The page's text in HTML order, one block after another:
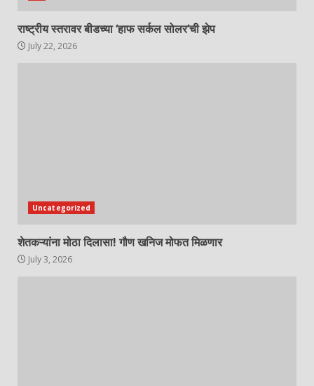
राष्ट्रीय स्तरावर बीडच्या ‘हाफ सर्कल सोलर’ची झेप
July 22, 2026
Uncategorized
शेतकऱ्यांना मोठा दिलासा! गौण खनिज मोफत मिळणार
July 3, 2026